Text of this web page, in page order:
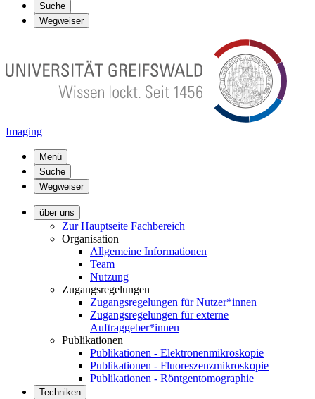
Suche
Wegweiser
Imaging
Menü
Suche
Wegweiser
über uns
Zur Hauptseite Fachbereich
Organisation
Allgemeine Informationen
Team
Nutzung
Zugangsregelungen
Zugangsregelungen für Nutzer*innen
Zugangsregelungen für externe
Auftraggeber*innen
Publikationen
Publikationen - Elektronenmikroskopie
Publikationen - Fluoreszenzmikroskopie
Publikationen - Röntgentomographie
Techniken